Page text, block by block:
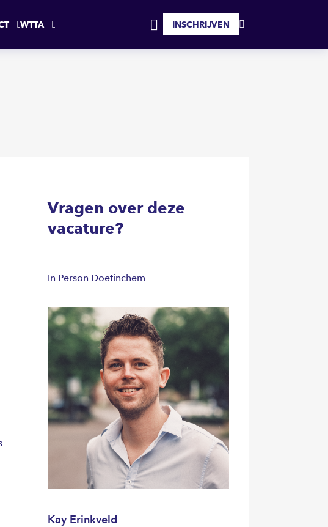
WTTA
MIJN
INSCHRIJVEN
Vragen over deze
vacature?
In Person Doetinchem
Kay Erinkveld
SOLLICITEER